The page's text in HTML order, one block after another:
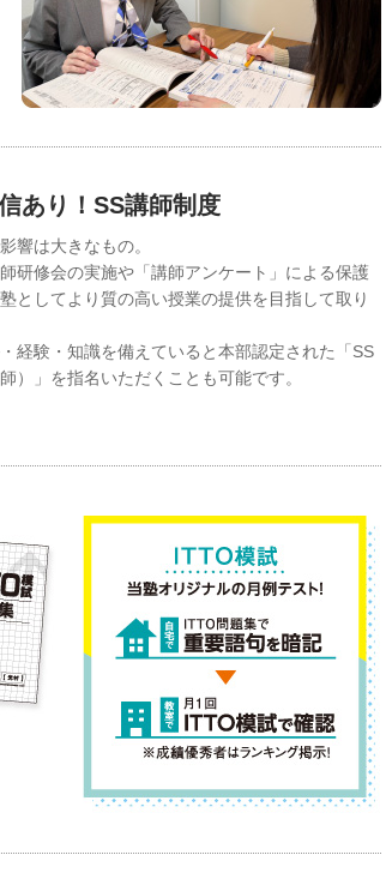
あり！SS講師制度
響は大きなもの。
研修会の実施や「講師アンケート」による保護
としてより質の高い授業の提供を目指して取り
経験・知識を備えていると本部認定された「SS
）」を指名いただくことも可能です。